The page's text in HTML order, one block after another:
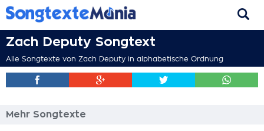
Zach Deputy Songtext
Alle Songtexte von Zach Deputy in alphabetische Ordnung
Mehr Songtexte